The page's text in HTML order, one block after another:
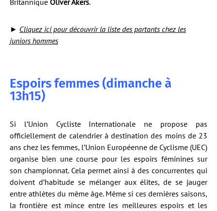
Britannique Oliver Akers.
► Cliquez ici pour découvrir la liste des partants chez les
juniors hommes
Espoirs femmes (dimanche à
13h15)
Si l’Union Cycliste Internationale ne propose pas
officiellement de calendrier à destination des moins de 23
ans chez les femmes, l’Union Européenne de Cyclisme (UEC)
organise bien une course pour les espoirs féminines sur
son championnat. Cela permet ainsi à des concurrentes qui
doivent d’habitude se mélanger aux élites, de se jauger
entre athlètes du même âge. Même si ces dernières saisons,
la frontière est mince entre les meilleures espoirs et les